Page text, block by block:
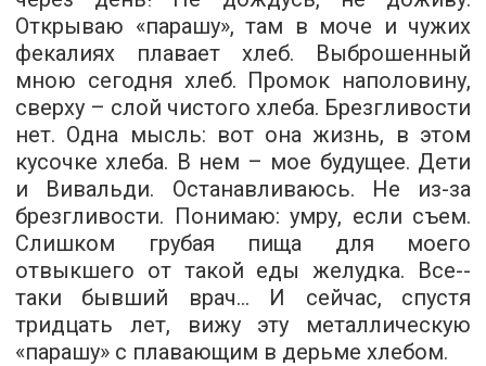
Открываю «парашу», там в моче и чужих
фекалиях плавает хлеб. Выброшенный
мною сегодня хлеб. Промок наполовину,
сверху – слой чистого хлеба. Брезгливости
нет. Одна мысль: вот она жизнь, в этом
кусочке хлеба. В нем – мое будущее. Дети
и Вивальди. Останавливаюсь. Не из­-за
брезгливости. Понимаю: умру, если съем.
Слишком грубая пища для моего
отвыкшего от такой еды желудка. Все-­
таки бывший врач... И сейчас, спустя
тридцать лет, вижу эту металлическую
«парашу» с плавающим в дерьме хлебом.